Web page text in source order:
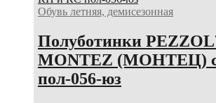
Обувь летняя, демисезонная
Полуботинки
MONTEZ (МОНТЕЦ)
пол-056-юз